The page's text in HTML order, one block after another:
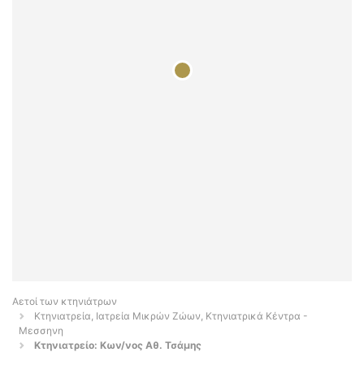
Αετοί των κτηνιάτρων
Κτηνιατρεία, Ιατρεία Μικρών Ζώων, Κτηνιατρικά Κέντρα -
Μεσσηνη
Κτηνιατρείο: Κων/νος Αθ. Τσάμης